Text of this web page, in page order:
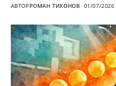
АВТОР РОМАН ТИХОНОВ 01/07/2026